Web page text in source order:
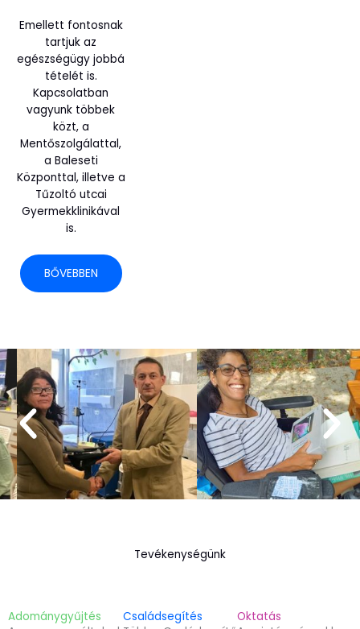
Emellett fontosnak
tartjuk az
egészségügy jobbá
tételét is.
Kapcsolatban
vagyunk többek
közt, a
Mentőszolgálattal,
a Baleseti
Központtal, illetve a
Tűzoltó utcai
Gyermekklinikával
is.
BŐVEBBEN
Tevékenységünk
Adománygyűjtés
Családsegítés
Oktatás